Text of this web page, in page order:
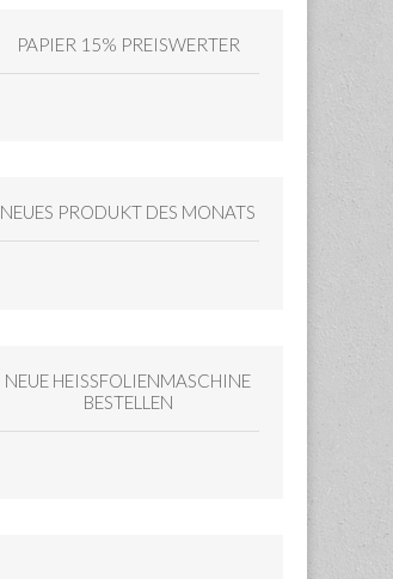
PAPIER 15% PREISWERTER
NEUES PRODUKT DES MONATS
NEUE HEISSFOLIENMASCHINE
BESTELLEN